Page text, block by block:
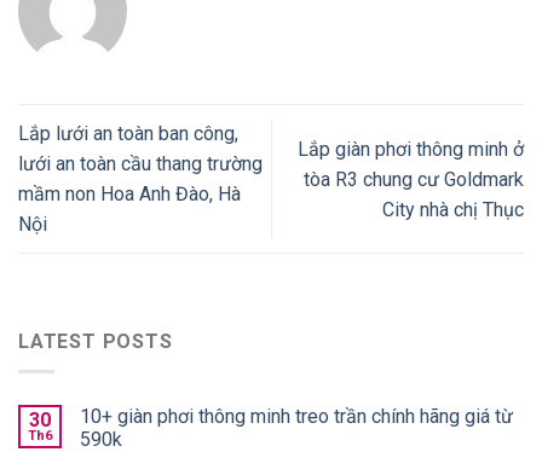
Lắp lưới an toàn ban công,
lưới an toàn cầu thang trường
mầm non Hoa Anh Đào, Hà
Nội
Lắp giàn phơi thông minh ở
tòa R3 chung cư Goldmark
City nhà chị Thục
LATEST POSTS
30
Th6
10+ giàn phơi thông minh treo trần chính hãng giá từ
590k